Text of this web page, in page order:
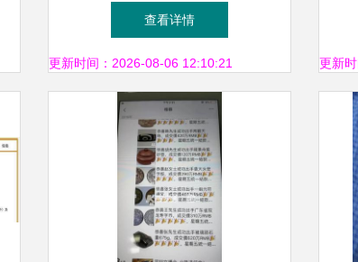
营范围含文物拍卖与拍卖业务
查看详情
更新时间：2026-08-06 12:10:21 更新